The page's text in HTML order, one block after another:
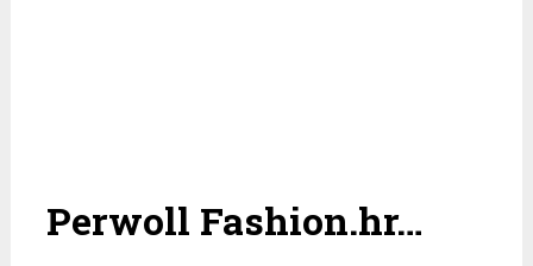
Perwoll Fashion.hr…